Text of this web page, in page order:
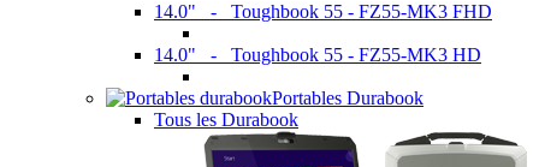
14.0" - Toughbook 55 - FZ55-MK3 FHD
14.0" - Toughbook 55 - FZ55-MK3 HD
Portables Durabook
Tous les Durabook